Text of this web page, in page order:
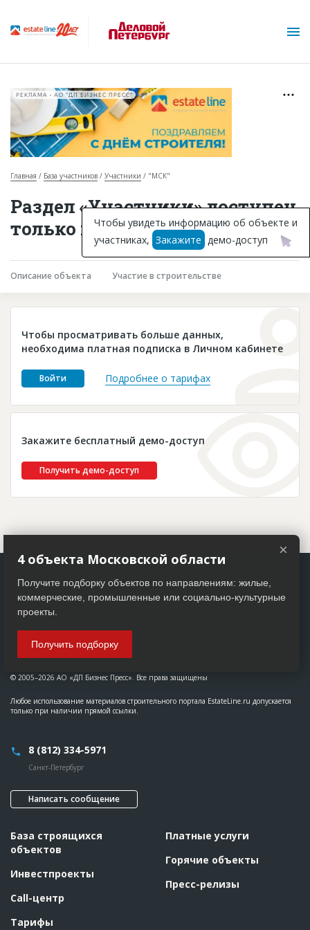
Горячие объекты
База строящихся объектов
Инвестпроекты
Глоссарий
Платные услуги
Пресс-релизы
РЕКЛАМА • АО "ДП БИЗНЕС ПРЕСС"
Главная База участников Участники "МСК"
Раздел «Участники» доступен
только подписчикам
Описание объекта Участие в строительстве
Чтобы просматривать больше данных,
необходима платная подписка в Личном кабинете
Войти Подробнее о тарифах
Закажите бесплатный демо-доступ
Получить демо-доступ
Чтобы увидеть информацию об объекте и
участниках, Закажите демо-доступ
© 2005–2026 АО «ДП Бизнес Пресс». Все права защищены
Любое использование материалов строительного портала EstateLine.ru допускается
только при наличии прямой ссылки.
8 (812) 334-5971
Санкт-Петербург
Написать сообщение
База строящихся
объектов
Инвестпроекты
Call-центр
Тарифы
Платные услуги
Горячие объекты
Пресс-релизы
×
4 объекта Московской области
Получите подборку объектов по направлениям: жилые,
коммерческие, промышленные или социально-культурные
проекты.
Получить подборку